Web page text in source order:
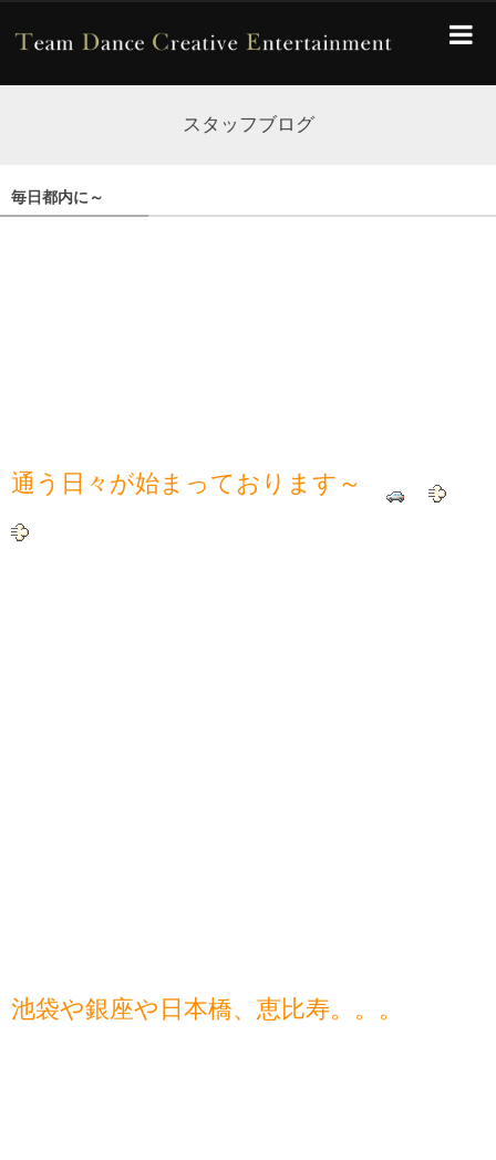
スタッフブログ
毎日都内に～
通う日々が始まっております～
池袋や銀座や日本橋、恵比寿。。。